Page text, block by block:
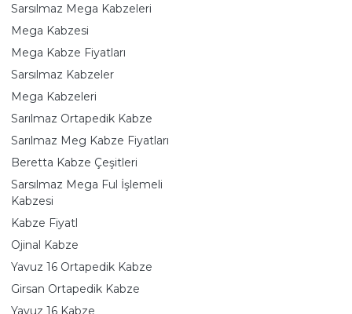
Sarsılmaz Mega Kabzeleri
Mega Kabzesi
Mega Kabze Fiyatları
Sarsılmaz Kabzeler
Mega Kabzeleri
Sarılmaz Ortapedik Kabze
Sarılmaz Meg Kabze Fiyatları
Beretta Kabze Çeşitleri
Sarsılmaz Mega Ful İşlemeli
Kabzesi
Kabze Fiyatl
Ojinal Kabze
Yavuz 16 Ortapedik Kabze
Girsan Ortapedik Kabze
Yavuz 16 Kabze